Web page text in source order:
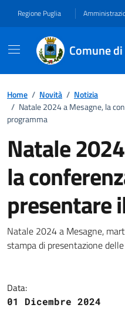
Regione Puglia
Comune
Home / Novità / Notizia
/ Natale 2024 a Mesagne, la
programma
Natale
la
presentare
Dettagli della
Natale 2024 a Mesagne,
stampa di presentazione
Data:
01 Dicembre 2024